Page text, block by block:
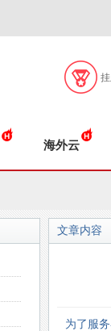
海外云
文章内容
为了服